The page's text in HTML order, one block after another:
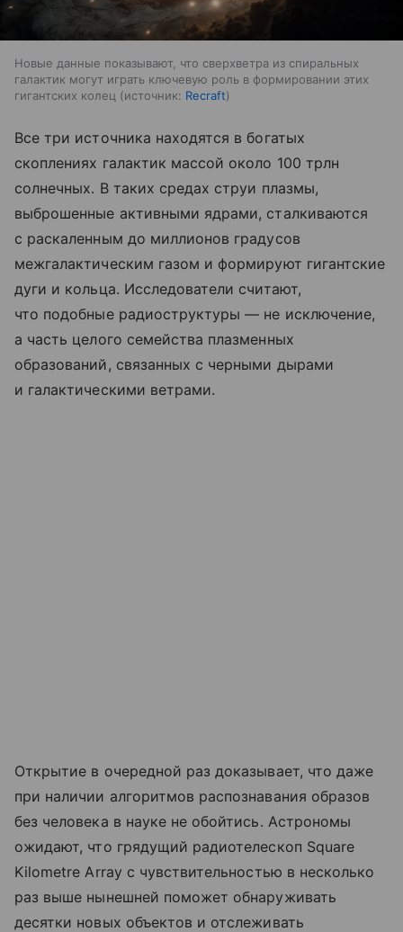
Новые данные показывают, что сверхветра из спиральных
галактик могут играть ключевую роль в формировании этих
гигантских колец
источник: Recraft
Все три источника находятся в богатых
скоплениях галактик массой около 100 трлн
солнечных. В таких средах струи плазмы,
выброшенные активными ядрами, сталкиваются
с раскаленным до миллионов градусов
межгалактическим газом и формируют гигантские
дуги и кольца. Исследователи считают,
что подобные радиоструктуры — не исключение,
а часть целого семейства плазменных
образований, связанных с черными дырами
и галактическими ветрами.
Открытие в очередной раз доказывает, что даже
при наличии алгоритмов распознавания образов
без человека в науке не обойтись. Астрономы
ожидают, что грядущий радиотелескоп Square
Kilometre Array с чувствительностью в несколько
раз выше нынешней поможет обнаруживать
десятки новых объектов и отслеживать